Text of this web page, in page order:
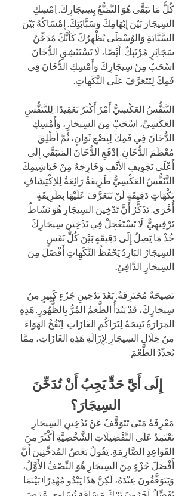
كُلُّ مَا تَبَقَّى هُوَ التَّمَتُّعُ بِسِيجَارِكَ. اِمْسِكِ
السِيجَارَ بَيْنَ إِبْهَامِكَ وَسَبَّابَتِكَ. إِمْسَاكُهُ بَيْنَ
السَّبَّابَةِ وَالوُسْطَى يُظْهِرُكَ كَأَنَّكَ مُدَخِّنُ
سَجَائِرٍ مُرْتَبِكٌ. أَيْضًا، لَا تَسْتَنْشِقِ الدُّخَانَ.
اسْحَبْ مِنْ سِيجَارِكَ وَأَمْسِكِ الدُّخَانَ فِي
فَمِكَ لِتَتَعَرَّفَ عَلَى النَّكَهِاتِ.
التَّنَفُّسُ العَكْسِيُّ أَمْرٌ أَكْثَرُ تَعْقِيدًا. لِلتَّنَفُّسِ
العَكْسِيِّ، اسْحَبْ مِنَ السِيجَارِ، وَأَمْسِكِ
الدُّخَانَ فِي فَمِكَ لِبِضْعِ ثَوَانٍ، ثُمَّ أَطْلِقْ
مُعْظَمَ الدُّخَانِ. اِدْفَعِ الدُّخَانَ المَتَبَقِّي إِلَى
أَعْلَى تَجْوِيفِ الأَنْفِ وَخَارِجَهُ مِنْ خَيَاشِيمِكَ.
التَّنَفُّسُ العَكْسِيُّ طَرِيقَةٌ رَائِعَةٌ لِلاِكْتِشَافِ
نَكْهَاتٍ دَقِيقَةٍ لَنْ تَتَعَرَّفَ عَلَيْهَا بِطَرِيقَةٍ
أُخْرَى. تَذَكَّرْ أَنَّ تَدْخِينَ السِيجَارِ هُوَ نَشَاطٌ
تَرْفِيهِيٌّ. لَا تَسْتَعْجِلْ فِي تَدْخِينِ سِيجَارِكَ.
خُذْ مَا يَصِلُ إِلَى دَقِيقَةٍ بَيْنَ كُلِّ نَفَسٍ.
السِيجَارُ البَارِدُ يَحْفَظُ النَّكَهِاتِ أَفْضَلَ مِنَ
السِيجَارِ الدَّافِئِ.
نَصِيحَةٌ مُحْتَرِفَةٌ: بَعْدَ تَدْخِينِ جُزْءٍ كَبِيرٍ مِنْ
سِيجَارِكَ، قَدْ يَبْدَأُ الطَّعْمُ المُرُّ بِالظُّهُورِ. هَذِهِ
المَرَارَةُ نَتِيجَةٌ لِتَرَاكُمِ الغَازَاتِ. اِنْفُخْ الهَوَاءَ
مِنْ خِلَالِ السِيجَارِ لِإِزَالَةِ هَذِهِ الغَازَاتِ، مِمَّا
يُجَدِّدُ الطَّعْمَ.
إِلَى أَيَّ حَدٍّ يَجِبُ أَنْ تُدَخِّنَ
السِيجَارَ؟
مَعْرِفَةُ مَتَى تَتَوَقَّفُ عَنْ تَدْخِينِ السِيجَارِ
تَعْتَمِدُ عَلَى التَّفْضِيلَاتِ الشَّخْصِيَّةِ أَكْثَرَ مِنَ
القَوَاعِدِ الصَّارِمَةِ. يَقُولُ بَعْضُ المُدَخِّنِينَ أَنَّ
أَفْضَلَ جُزْءٍ مِنَ السِيجَارِ هُوَ النِّصْفُ الأَوَّلُ،
وَيَتَوَقَّفُونَ عِنْدَهُ، لَكِنَّ هَذَا يَبْدُو مُهْدِرًا! بَيْنَمَا